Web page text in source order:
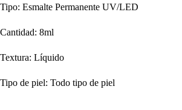
Tipo: Esmalte Permanente UV/LED
Cantidad: 8ml
Textura: Líquido
Tipo de piel: Todo tipo de piel